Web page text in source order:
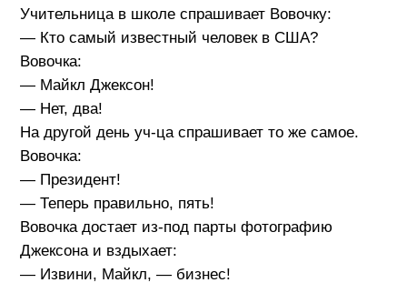
Учительница в школе спрашивает Вовочку:
— Кто самый известный человек в США?
Вовочка:
— Майкл Джексон!
— Нет, два!
На другой день уч-ца спрашивает то же самое.
Вовочка:
— Президент!
— Теперь правильно, пять!
Вовочка достает из-под парты фотографию
Джексона и вздыхает:
— Извини, Майкл, — бизнес!